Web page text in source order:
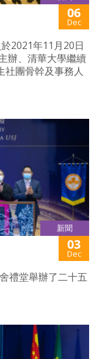
06
Dec
2021年11月20日
辦、清華大學繼續
社團骨幹及事務人
新聞
03
Dec
禮堂舉辦了二十五